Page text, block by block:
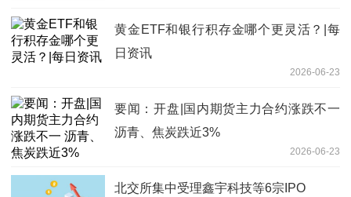
黄金ETF和银行积存金哪个更灵活？|每
日资讯
2026-06-23
要闻：开盘|国内期货主力合约涨跌不一
沥青、焦炭跌近3%
2026-06-23
北交所集中受理鑫宇科技等6宗IPO